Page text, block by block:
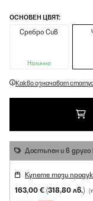
ОСНОВЕН ЦВЯТ:
Сребро Сив
Налично
Какво означават
Достъпен и в друго
Купете този
163,00 € (318,80 лв.)